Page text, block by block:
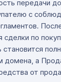
передачи
с
сделки по
становится
домена, а
от